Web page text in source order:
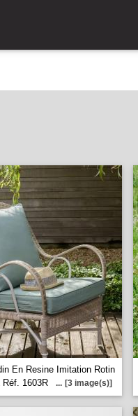
En Resine Imitation Rotin
Réf. 1603R ... [3 image(s)]